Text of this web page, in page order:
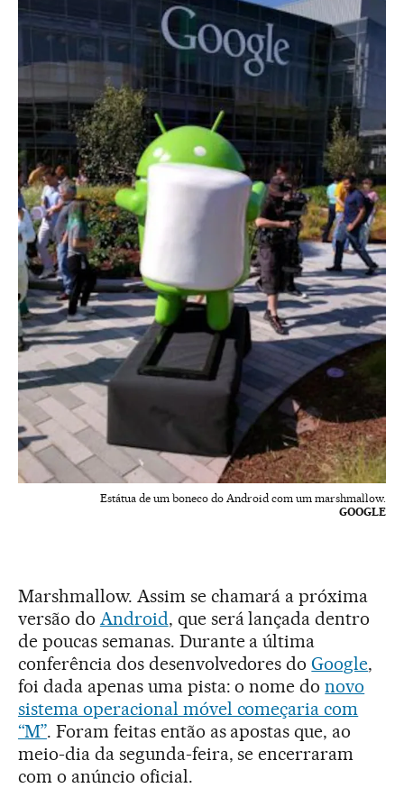
Estátua de um boneco do Android com um marshmallow.
GOOGLE
Marshmallow. Assim se chamará a próxima
versão do Android, que será lançada dentro
de poucas semanas. Durante a última
conferência dos desenvolvedores doGoogle,
foi dada apenas uma pista: o nome donovo
sistema operacional móvel começaria com
“M”. Foram feitas então as apostas que, ao
meio-dia da segunda-feira, se encerraram
com o anúncio oficial.